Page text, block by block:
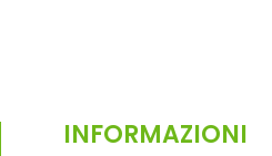
INFORMAZIONI